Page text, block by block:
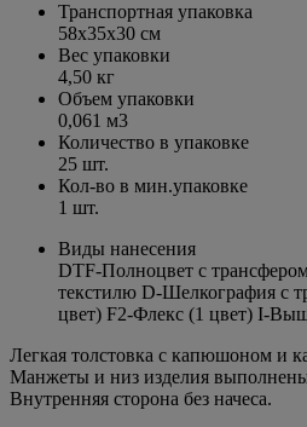
Транспортная упаковка
58x35x30 см
Вес упаковки
4,50 кг
Объем упаковки
0,061 м3
Количество в упаковке
25 шт.
Кол-во в мин.упаковке
1 шт.
Виды нанесения
DTF-Полноцвет с
текстилю D-Шелкография с
цвет) F2-Флекс (1 цвет) I-
Легкая толстовка с капюшоном и
Манжеты и низ изделия
Внутренняя сторона без начеса.